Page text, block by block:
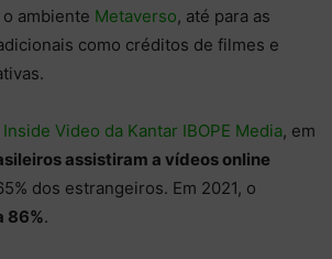
ambiente Metaverso, até para as
como créditos de filmes e
Inside Video da Kantar IBOPE Media, em
assistiram a vídeos online
dos estrangeiros. Em 2021, o
86%.